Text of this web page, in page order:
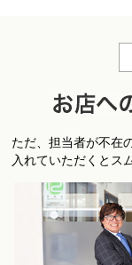
店への飛
ただ、担当者が不在
入れていただくとス